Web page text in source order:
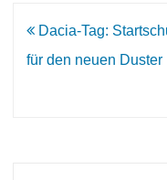
Beitrags-
Navigation
Dacia-Tag:
für den neuen Duster